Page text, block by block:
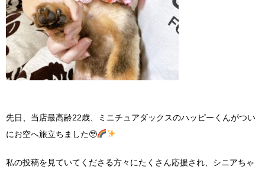
先日、当店最高齢22歳、ミニチュアダックスのハッピーくんがつい
にお空へ旅立ちました🥹
私の投稿を見ていてくださる方々にたくさん応援され、シニアちゃ